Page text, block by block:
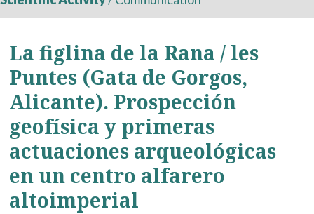
La figlina de la Rana / les
Puntes (Gata de Gorgos,
Alicante). Prospección
geofísica y primeras
actuaciones arqueológicas
en un centro alfarero
altoimperial